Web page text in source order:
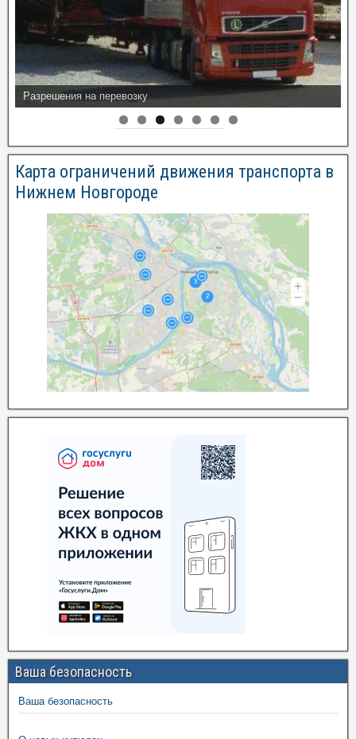
Разрешения на перевозку
Карта ограничений движения транспорта в
Нижнем Новгороде
Ваша безопасность
Ваша безопасность